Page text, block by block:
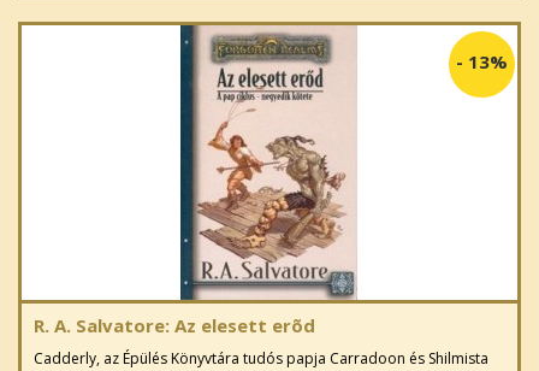
- 13%
R. A. Salvatore: Az elesett erõd
Cadderly, az Épülés Könyvtára tudós papja Carradoon és Shilmista